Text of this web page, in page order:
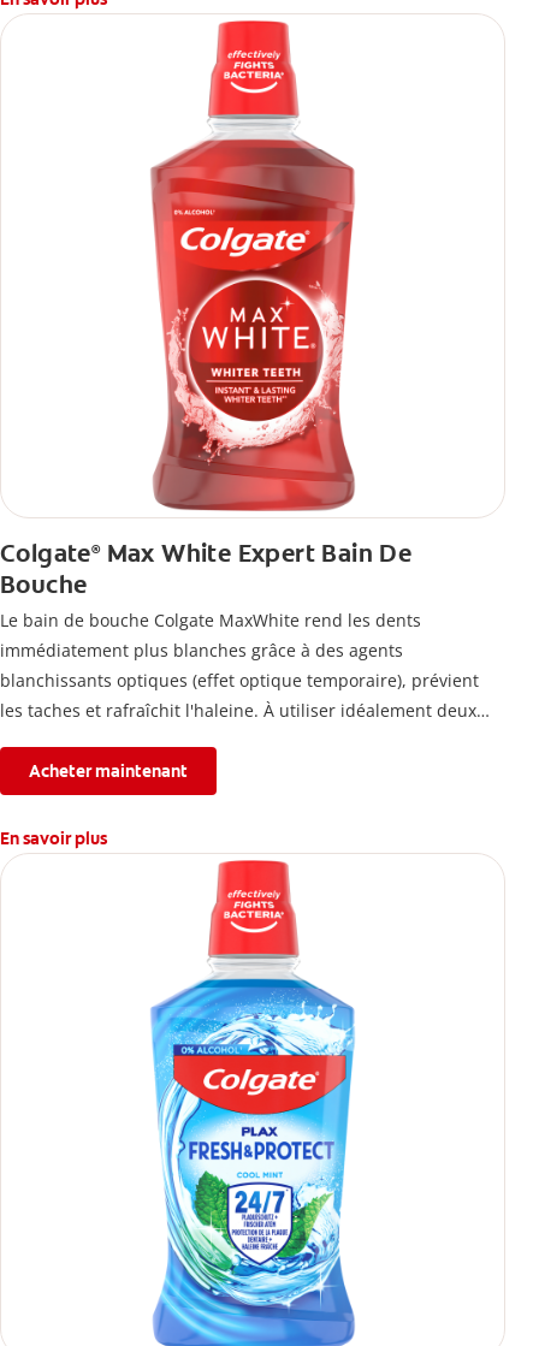
Colgate®Max White Expert Bain De
Bouche
Le bain de bouche Colgate MaxWhite rend les dents
immédiatement plus blanches grâce à des agents
blanchissants optiques (effet optique temporaire), prévient
les taches et rafraîchit l'haleine. À utiliser idéalement deux
Acheter maintenant
En savoir plus